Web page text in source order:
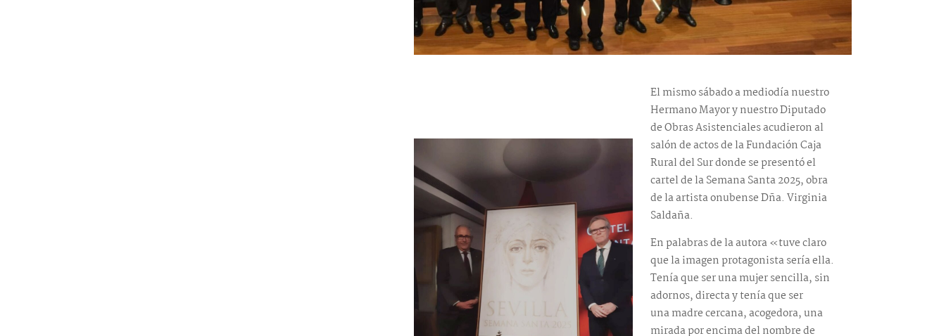
El mismo sábado a mediodía nuestro
Hermano Mayor y nuestro Diputado
de Obras Asistenciales acudieron al
salón de actos de la Fundación Caja
Rural del Sur donde se presentó el
cartel de la Semana Santa 2025, obra
de la artista onubense Dña. Virginia
Saldaña.
En palabras de la autora «tuve claro
que la imagen protagonista sería ella.
Tenía que ser una mujer sencilla, sin
adornos, directa y tenía que ser
una madre cercana, acogedora, una
mirada por encima del nombre de